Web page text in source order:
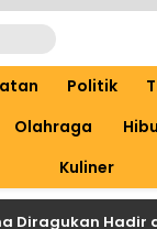
Politik
Olahraga
Kuliner
Hadir di